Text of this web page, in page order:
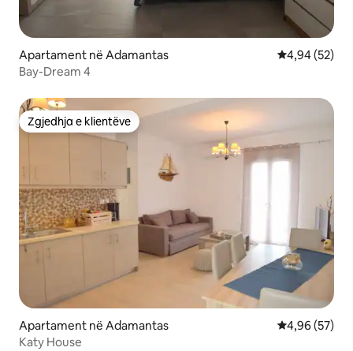
Apartament në Adamantas Vlerësimi
4,94 (52)
Bay-Dream 4
Zgjedhja e klientëve
Zgjedhja e klientëve
Apartament në Adamantas Vlerësimi
4,96 (57)
Katy House